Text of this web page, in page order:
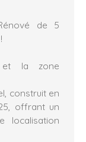
de 5
et la zone
construit en
offrant un
localisation